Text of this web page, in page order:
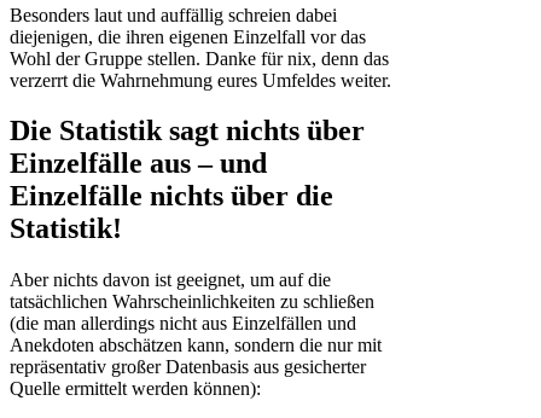
Besonders laut und auffällig schreien dabei
diejenigen, die ihren eigenen Einzelfall vor das
Wohl der Gruppe stellen. Danke für nix, denn das
verzerrt die Wahrnehmung eures Umfeldes weiter.
Die Statistik sagt nichts über
Einzelfälle aus – und
Einzelfälle nichts über die
Statistik!
Aber nichts davon ist geeignet, um auf die
tatsächlichen Wahrscheinlichkeiten zu schließen
(die man allerdings nicht aus Einzelfällen und
Anekdoten abschätzen kann, sondern die nur mit
repräsentativ großer Datenbasis aus gesicherter
Quelle ermittelt werden können):